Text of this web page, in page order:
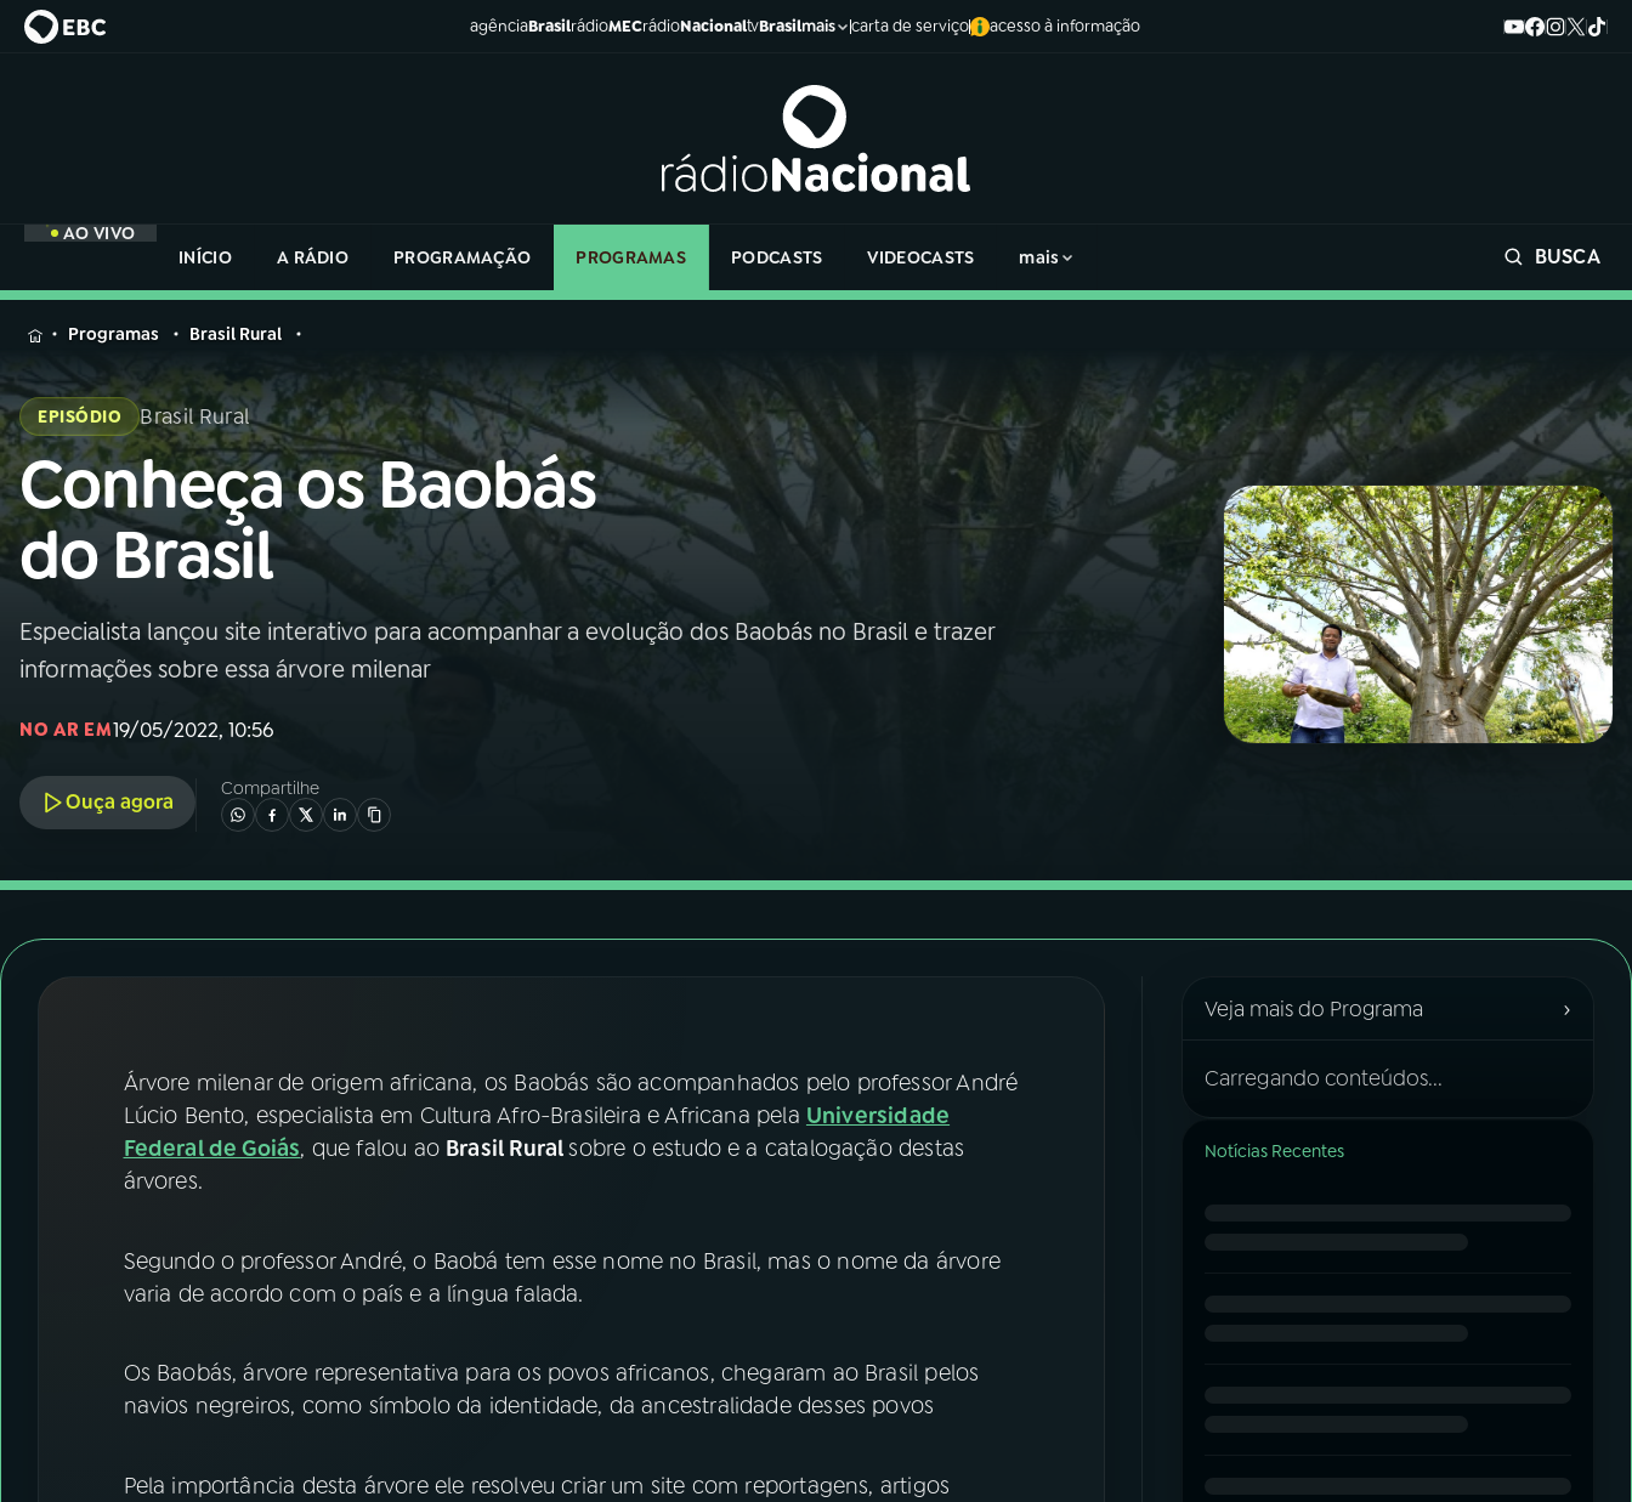
agênciaBrasilrádioMECrádioNacionaltvBrasilmais carta de serviço acesso à informação
AO VIVO
INÍCIO
A RÁDIO PROGRAMAÇÃO PROGRAMAS PODCASTS VIDEOCASTS mais BUSCA
MENU
Buscar
na
Rádio
Nacional
Buscar
AO VIVO
PROGRAMAÇÃO
ÚLTIMAS
FESTIVAL DE MÚSICA
ACOMPANHE A RÁDIO NACIONAL
YouTube Facebook
Instagram X
na
Rádio
Nacional
Programas Brasil Rural
EPISÓDIO Brasil Rural
Conheça os Baobás
do Brasil
Especialista lançou site interativo para acompanhar a evolução dos Baobás no Brasil e trazer
informações sobre essa árvore milenar
NO AR EM19/05/2022, 10:56
Ouça agora
Compartilhe
Árvore milenar de origem africana, os Baobás são acompanhados pelo professor André
Lúcio Bento, especialista em Cultura Afro-Brasileira e Africana pela Universidade
Federal de Goiás, que falou ao Brasil Ruralsobre o estudo e a catalogação destas
árvores.
Segundo o professor André, o Baobá tem esse nome no Brasil, mas o nome da árvore
varia de acordo com o país e a língua falada.
Os Baobás, árvore representativa para os povos africanos, chegaram ao Brasil pelos
navios negreiros, como símbolo da identidade, da ancestralidade desses povos
Pela importância desta árvore ele resolveu criar um site com reportagens, artigos
Veja mais do Programa ›
Carregando conteúdos...
Notícias Recentes